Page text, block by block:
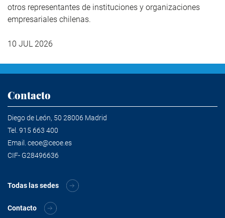
otros representantes de instituciones y organizaciones
empresariales chilenas.
10 JUL 2026
Contacto
Diego de León, 50 28006 Madrid
Tel. 915 663 400
Email. ceoe@ceoe.es
CIF- G28496636
Todas las sedes
Contacto